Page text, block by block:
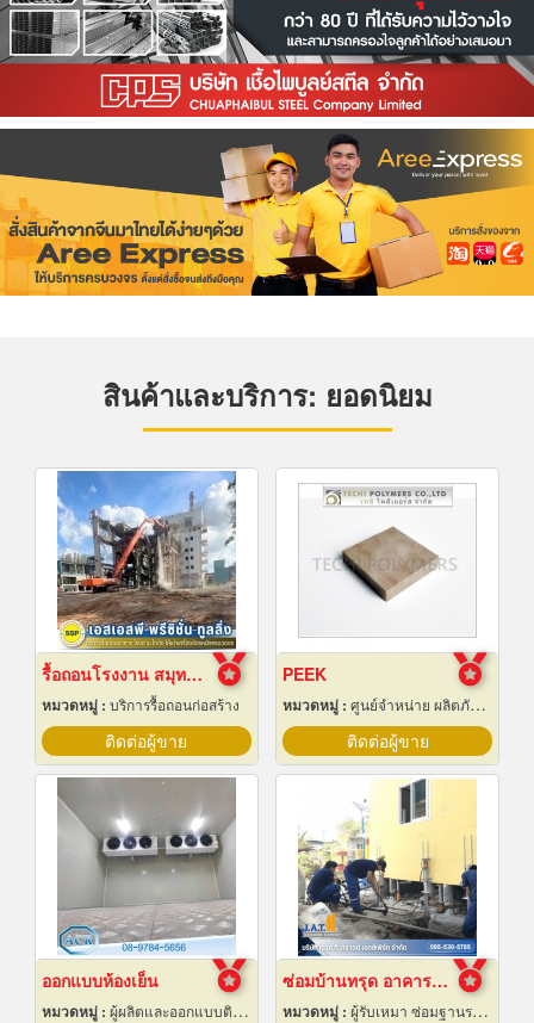
สินค้าและบริการ: ยอดนิยม
รื้อถอนโรงงาน สมุทรปราการ
หมวดหมู่ : บริการรื้อถอนก่อสร้าง
ติดต่อผู้ขาย
PEEK
หมวดหมู่ : ศูนย์จำหน่าย ผลิตภัณฑ์พลาสติกชนิดแท่ง ท่อ แผ่นและสาย
ติดต่อผู้ขาย
ออกแบบห้องเย็น
หมวดหมู่ : ผู้ผลิตและออกแบบติดตั้งห้องเย็น
ซ่อมบ้านทรุด อาคารทรุด
หมวดหมู่ : ผู้รับเหมา ซ่อมฐานรากและโครงสร้างก่อสร้าง